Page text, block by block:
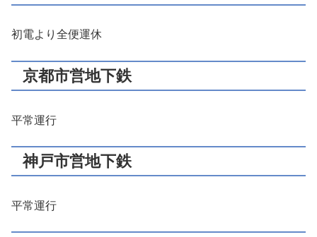
初電より全便運休
京都市営地下鉄
平常運行
神戸市営地下鉄
平常運行